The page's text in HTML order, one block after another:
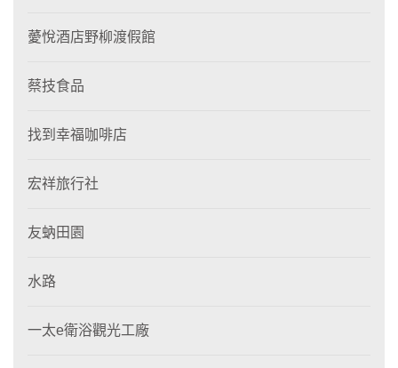
薆悅酒店野柳渡假館
蔡技食品
找到幸福咖啡店
宏祥旅行社
友蚋田園
水路
一太e衛浴觀光工廠